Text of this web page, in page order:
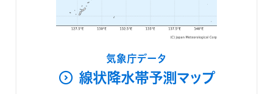
気象庁データ
線状降水帯予測マップ